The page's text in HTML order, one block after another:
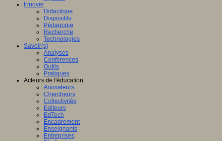
Innover
Didactique
Dispositifs
Pédagogie
Recherche
Technologies
Savoir(s)
Analyses
Conférences
Outils
Pratiques
Acteurs de l'éducation
Animateurs
Chercheurs
Collectivités
Editeurs
EdTech
Encadrement
Enseignants
Entreprises